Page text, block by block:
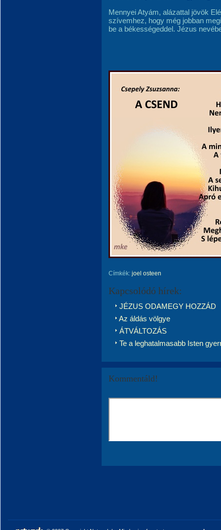
Mennyei Atyám, alázattal jövök
szívemhez, hogy még jobban
be a békességeddel. Jézus
Címkék: joel osteen
Kapcsolódó hírek:
JÉZUS ODAMEGY HOZZÁD
Az áldás völgye
ÁTVÁLTOZÁS
Te a leghatalmasabb Isten
Kommentáld!